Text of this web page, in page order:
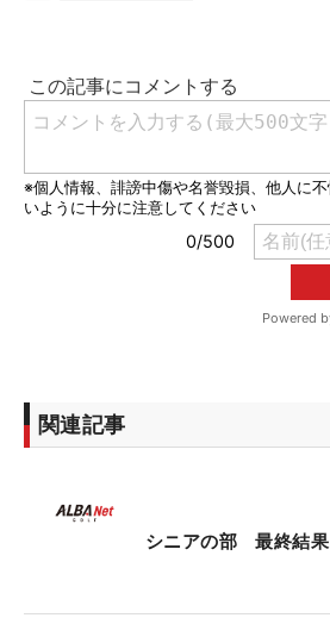
関連記事
シニアの部 最終結果